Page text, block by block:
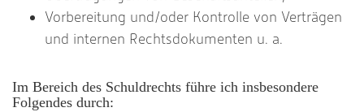
Vorbereitung und/oder Kontrolle von Verträgen
und internen Rechtsdokumenten u. a.
Im Bereich des Schuldrechts führe ich insbesondere
Folgendes durch: